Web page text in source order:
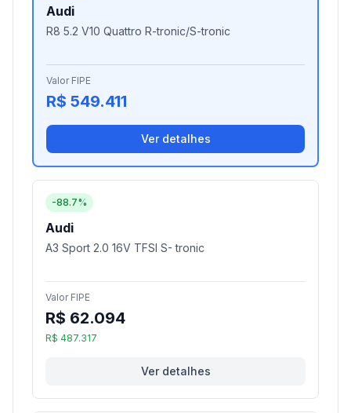
Audi
R8 5.2 V10 Quattro R-tronic/S-tronic
Valor FIPE
R$ 549.411
Ver detalhes
-88.7%
Audi
A3 Sport 2.0 16V TFSI S- tronic
Valor FIPE
R$ 62.094
R$ 487.317
Ver detalhes